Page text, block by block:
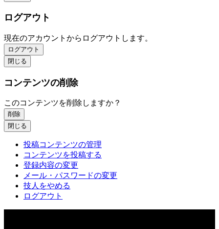
ログアウト
現在のアカウントからログアウトします。
ログアウト
閉じる
コンテンツの削除
このコンテンツを削除しますか？
削除
閉じる
投稿コンテンツの管理
コンテンツを投稿する
登録内容の変更
メール・パスワードの変更
技人をやめる
ログアウト